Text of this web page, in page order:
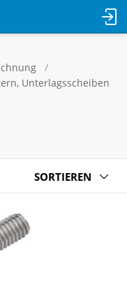
Unterlagsscheiben
SORTIEREN